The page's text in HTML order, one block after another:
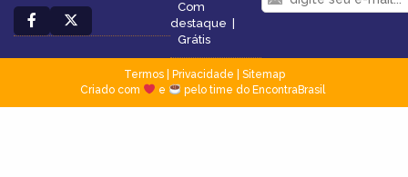
Com
destaque |
Grátis
Termos| Privacidade
Sitemap
Criado com
e pelo time do EncontraBrasil